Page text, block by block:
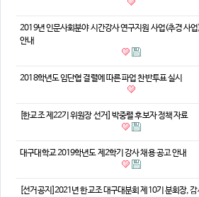
2019년 인문사회분야 시간강사 연구지원 사업(추경 사
안내
2018학년도 임단협 결렬에 따른 파업 찬반투표 실시
[한교조 제22기 위원장 선거] 박중렬 후보자 정책 자료
대구대학교 2019학년도 제2학기 강사 채용 공고 안내
[선거공지]2021년 한교조 대구대분회 제10기 분회장, 감